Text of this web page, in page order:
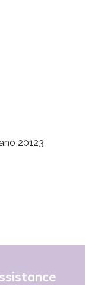
20123
20121